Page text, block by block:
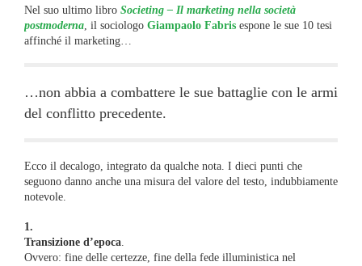
Nel suo ultimo libro Societing – Il marketing nella società
postmoderna, il sociologo Giampaolo Fabris espone le sue 10 tesi
affinché il marketing…
…non abbia a combattere le sue battaglie con le armi
del conflitto precedente.
Ecco il decalogo, integrato da qualche nota. I dieci punti che
seguono danno anche una misura del valore del testo, indubbiamente
notevole.
1.
Transizione d’epoca.
Ovvero: fine delle certezze, fine della fede illuministica nel